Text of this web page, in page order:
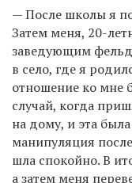
— После школы я
Затем меня, 20-
заведующим
в село, где я
отношение ко мне
случай, когда
на дому, и эта
манипуляция
шла спокойно. В
а затем меня